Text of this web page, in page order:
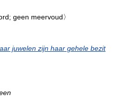
geen meervoud〉
juwelen zijn haar gehele bezit